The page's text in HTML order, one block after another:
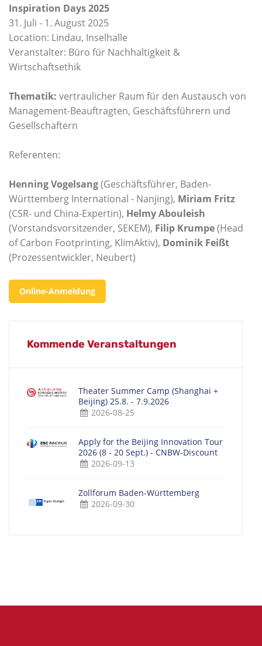
Inspiration Days 2025
31. Juli - 1. August 2025
Location: Lindau, Inselhalle
Veranstalter: Büro für Nachhaltigkeit &
Wirtschaftsethik
Thematik: vertraulicher Raum für den Austausch von
Management-Beauftragten, Geschäftsführern und
Gesellschaftern
Referenten:
Henning Vogelsang(Geschäftsführer, Baden-
Württemberg International - Nanjing), Miriam Fritz
(CSR- und China-Expertin), Helmy Abouleish
(Vorstandsvorsitzender, SEKEM), Filip Krumpe(Head
of Carbon Footprinting, KlimAktiv), Dominik Feißt
(Prozessentwickler, Neubert)
Online-Anmeldung
Kommende Veranstaltungen
Theater Summer Camp (Shanghai +
Beijing) 25.8. - 7.9.2026
2026-08-25
Apply for the Beijing Innovation Tour
2026 (8 - 20 Sept.) - CNBW-Discount
2026-09-13
Zollforum Baden-Württemberg
2026-09-30